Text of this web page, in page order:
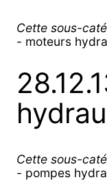
Cette sous-
- moteurs
Cette sous-
- pompes